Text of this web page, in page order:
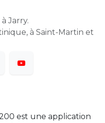
Jarry.
à Saint-Martin et
est une application